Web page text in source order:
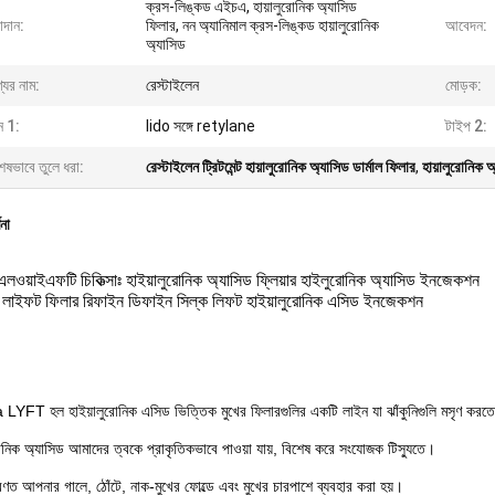
ক্রস-লিঙ্কড এইচএ, হায়ালুরোনিক অ্যাসিড
ফিলার, নন অ্যানিমাল ক্রস-লিঙ্কড হায়ালুরোনিক
অ্যাসিড
আবেদন:
নাম: রেস্টাইলেন মোড়ক:
1: lido সঙ্গে retylane টাইপ 2:
তুলে ধরা: রেস্টাইলেন ট্রিটমেন্ট হায়ালুরোনিক অ্যাসিড ডার্মাল ফিলার, হায়ালুরোনিক
এলওয়াইএফটি চিকিত্সাঃ হাইয়ালুরোনিক অ্যাসিড ফ্লিয়ার হাইলুরোনিক অ্যাসিড ইনজেকশন
লাইফট ফিলার রিফাইন ডিফাইন সিল্ক লিফট হাইয়ালুরোনিক এসিড ইনজেকশন
হল হাইয়ালুরোনিক এসিড ভিত্তিক মুখের ফিলারগুলির একটি লাইন যা ঝাঁকুনিগুলি মসৃণ
অ্যাসিড আমাদের ত্বকে প্রাকৃতিকভাবে পাওয়া যায়, বিশেষ করে সংযোজক টিস্যুতে।
আপনার গালে, ঠোঁটে, নাক-মুখের ফোল্ডে এবং মুখের চারপাশে ব্যবহার করা হয়।